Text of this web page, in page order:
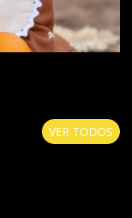
VER TODOS